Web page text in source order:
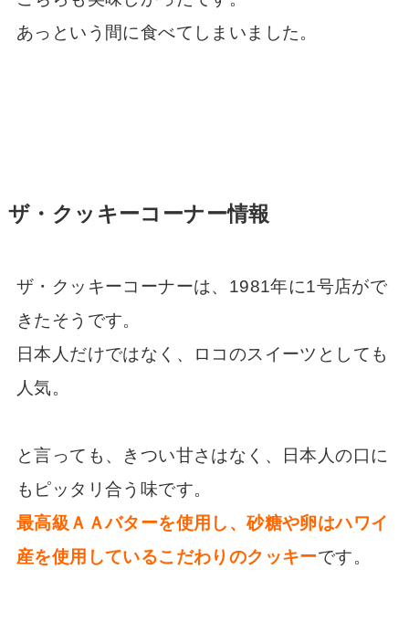
あっという間に食べてしまいました。
ザ・クッキーコーナー情報
ザ・クッキーコーナーは、1981年に1号店がで
きたそうです。
日本人だけではなく、ロコのスイーツとしても
人気。
と言っても、きつい甘さはなく、日本人の口に
もピッタリ合う味です。
最高級ＡＡバターを使用し、砂糖や卵はハワイ
産を使用しているこだわりのクッキーです。